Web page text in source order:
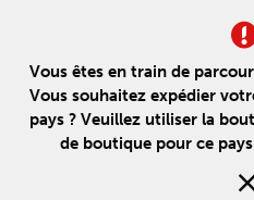
Vous êtes en train de
Vous souhaitez expédier
pays ? Veuillez utiliser la
de boutique pour ce